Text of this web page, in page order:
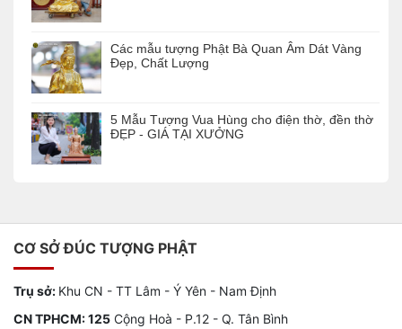
Các mẫu tượng Phật Bà Quan Âm Dát Vàng
Đẹp, Chất Lượng
5 Mẫu Tượng Vua Hùng cho điện thờ, đền thờ
ĐẸP - GIÁ TẠI XƯỞNG
CƠ SỞ ĐÚC TƯỢNG PHẬT
Trụ sở: Khu CN - TT Lâm - Ý Yên - Nam Định
CN TPHCM: 125 Cộng Hoà - P.12 - Q. Tân Bình